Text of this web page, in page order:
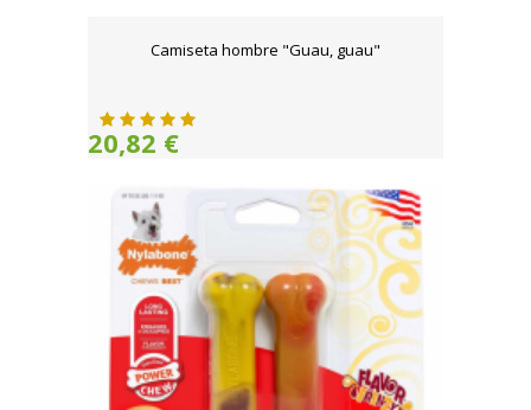
Camiseta hombre "Guau, guau"
20,82 €